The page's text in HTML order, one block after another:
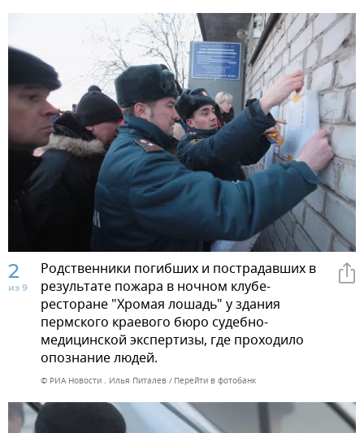
2
из 9
Родственники погибших и пострадавших в
результате пожара в ночном клубе-
ресторане "Хромая лошадь" у здания
пермского краевого бюро судебно-
медицинской экспертизы, где проходило
опознание людей.
© РИА Новости . Илья Питалев Перейти в фотобанк